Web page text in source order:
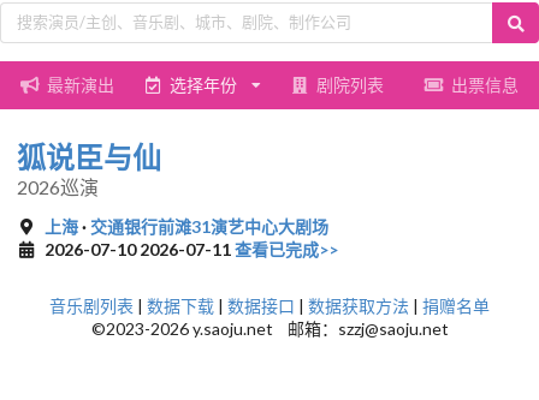
最新演出 选择年份 剧院列表 出票信息
狐说臣与仙
2026巡演
上海· 交通银行前滩31演艺中心大剧场
2026-07-10 2026-07-11查看已完成>>
音乐剧列表 | 数据下载 | 数据接口 | 数据获取方法 | 捐赠名单
©2023-2026 y.saoju.net 邮箱：szzj@saoju.net